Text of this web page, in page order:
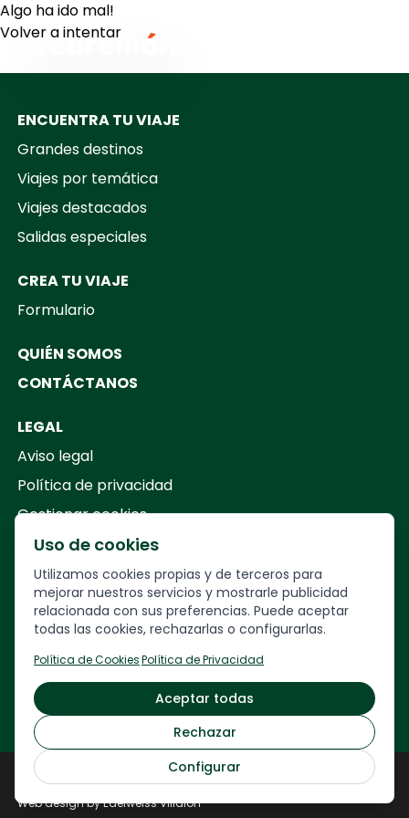
Your Company
Algo ha ido mal!
Volver a intentar
ENCUENTRA TU VIAJE
Grandes destinos
Viajes por temática
Viajes destacados
Salidas especiales
CREA TU VIAJE
Formulario
QUIÉN SOMOS
CONTÁCTANOS
LEGAL
Aviso legal
Política de privacidad
Gestionar cookies
Your Company
CalleFrancesc Layret, 30,
veuremon@veuremon.com
Veuremón © 2024
Web development byNORDLY ARROW
Web design by Edelweiss Villalón
Uso de cookies
Utilizamos cookies propias y de terceros para
mejorar nuestros servicios y mostrarle publicidad
relacionada con sus preferencias. Puede aceptar
todas las cookies, rechazarlas o configurarlas.
Política de Cookies·Política de Privacidad
Aceptar todas
Rechazar
Configurar